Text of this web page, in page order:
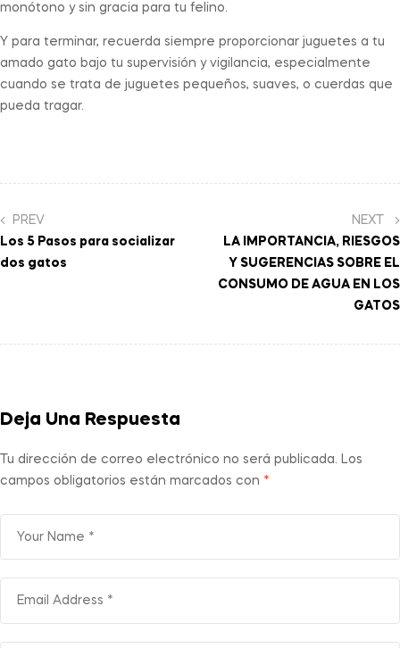
monótono y sin gracia para tu felino.
Y para terminar, recuerda siempre proporcionar juguetes a tu
amado gato bajo tu supervisión y vigilancia, especialmente
cuando se trata de juguetes pequeños, suaves, o cuerdas que
pueda tragar.
PREV
Los 5 Pasos para socializar
dos gatos
NEXT
LA IMPORTANCIA, RIESGOS
Y SUGERENCIAS SOBRE EL
CONSUMO DE AGUA EN LOS
GATOS
Deja Una Respuesta
Tu dirección de correo electrónico no será publicada. Los
campos obligatorios están marcados con *